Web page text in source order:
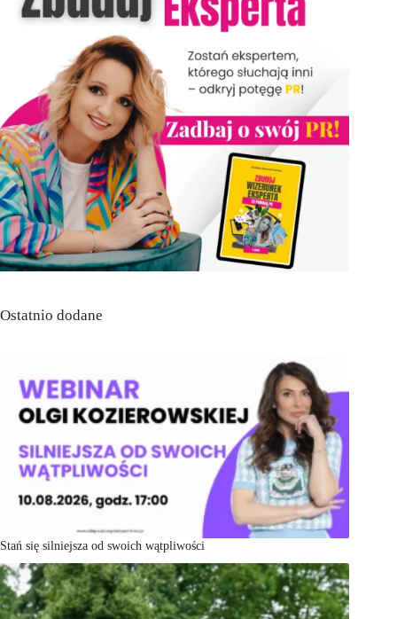
Ostatnio dodane
Stań się silniejsza od swoich wątpliwości